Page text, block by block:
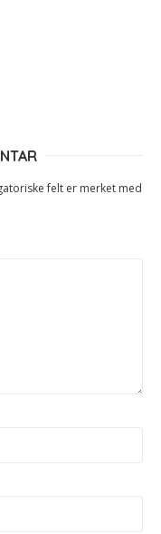
felt er merket med